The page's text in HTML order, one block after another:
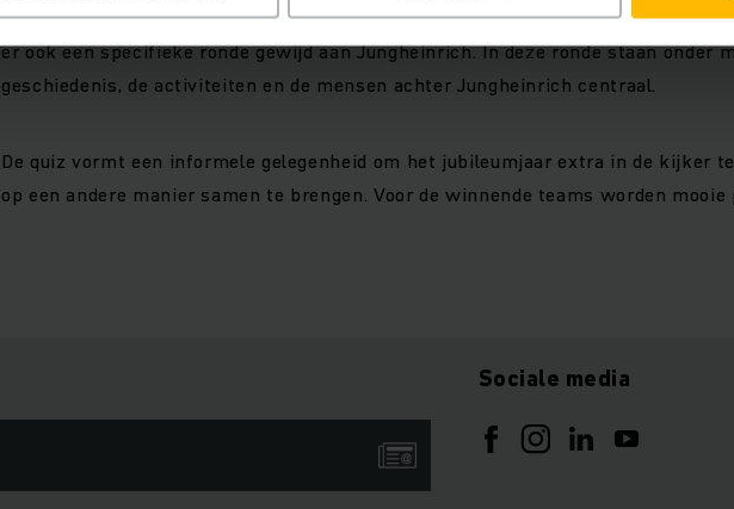
hun kennis op verschillende vlakken kunnen
er ook een specifieke ronde gewijd aan Jungheinrich. In deze ronde staan onder
geschiedenis, de activiteiten en de mensen achter Jungheinrich centraal.
De quiz vormt een informele gelegenheid om het jubileumjaar extra in de kijker
op een andere manier samen te brengen. Voor de winnende teams worden
Sociale media